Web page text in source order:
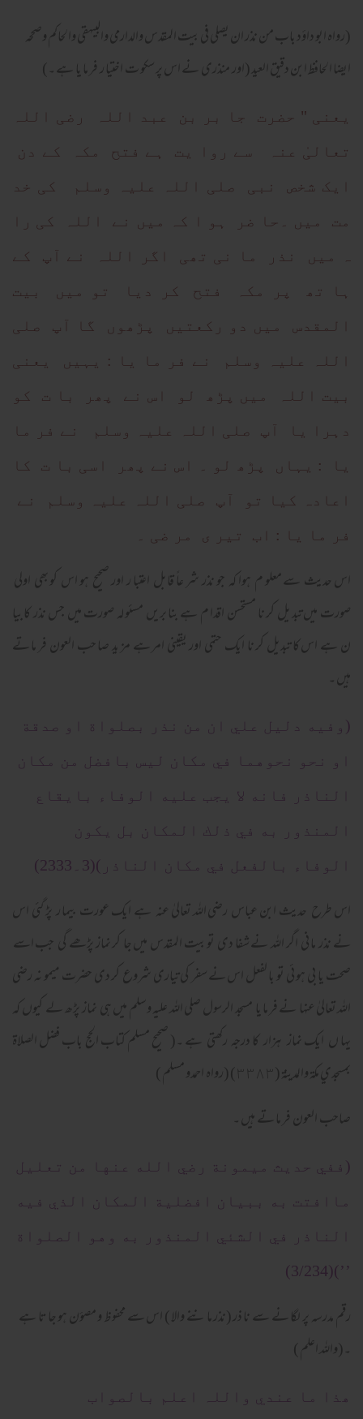
(رواه ابو داؤد باب من نذر ان يصلي في بيت المقدس والدارمي والبيهقي والحاكم وصححه
ايضا الحافظ ابن دقيق العيد (اور منذری نے اس پر سکو ت اختیا ر فر ما یا ہے ۔)
یعنی " حضرت جا بر بن عبد اللہ رضی اللہ
تعالیٰ عنہ سے روا یت ہے فتح مکہ کے دن
ایک شخص نبی صلی اللہ علیہ وسلم کی خد
مت میں ۔حا ضر ہو ا کہ میں نے اللہ کی را
ہ میں نذر ما نی تھی اگر اللہ نے آپ کے
ہا تھ پر مکہ فتح کر دیا تو میں بیت
المقدس میں دو رکعتیں پڑھوں گا آپ صلی
اللہ علیہ وسلم نے فر ما یا : یہیں یعنی
بیت اللہ میں پڑھ لو اس نے پھر با ت کو
دہرا یا آپ صلی اللہ علیہ وسلم نے فر ما
یا : یہاں پڑھ لو ۔ اس نے پھر اسی با ت کا
اعادہ کیا تو آپ صلی اللہ علیہ وسلم نے
فر ما یا : اب تیر ی مر ضی ۔
اس حدیث سے معلو م ہوا کہ جو نذر شر عاً قابل اعتبا ر اور صحیح ہو اس کو بھی اولی
صورت میں تبد یل کر نا مستحسن اقدا م ہے بنا بریں مسئو لہ صورت میں جس نذر کا بیا
ن ہے اس کا تبدیل کر نا ایک حتمی اور یقینی امر ہے مز ید صا حب العون فر ما تے
ہیں ۔
(وفيه دليل علي ان من نذر بصلواة او صدقة
او نحو نحوهما في مكان ليس بافضل من مكان
الناذر فانه لا يجب عليه الوفاء بايقاع
المنذور به في ذلك المكان بل يكون
الوفاء بالفعل في مكان الناذر)(3۔2333)
اس طرح حدیث ابن عباس رضی اللہ تعالیٰ عنہ ہے ایک عورت بیما ر پڑ گئی اس
نے نذر ما نی اگر اللہ نے شفا دی تو بیت المقدس میں جا کر نماز پڑھے گی جب اسے
صحت یا بی ہو ئی تو با لفعل اس نے سفر کی تیاری شروع کر دی حضرت میمو نہ رضی
اللہ تعالیٰ عنہا نے فر ما یا مسجد الرسول صلی اللہ علیہ وسلم میں ہی نماز پڑھ لے کیوں کہ
یہا ں ایک نماز ہزار کا درجہ رکھتی ہے ۔( صحيح مسلم كتاب الحج باب فضل الصلاة
بمسجدي مكة والمدينة (٣٣٨٣) (رواہ احمدو مسلم )
صاحب العون فر ما تے ہیں ۔
(ففي حديث ميمونة رضي الله عنها من تعليل
ماافتت به ببيان افضلية المكان الذي فيه
الناذر في الشئي المنذور به وهو الصلواة
’’)(3/234)
رقم مدرسہ پر لگا نے سے نا ذر (نذر ما ننے والا ) اس سے محفو ظ و مصؤن ہو جا تا ہے
۔(واللہ اعلم )
ھذا ما عندي واللہ اعلم بالصواب